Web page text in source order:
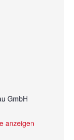
GmbH
anzeigen